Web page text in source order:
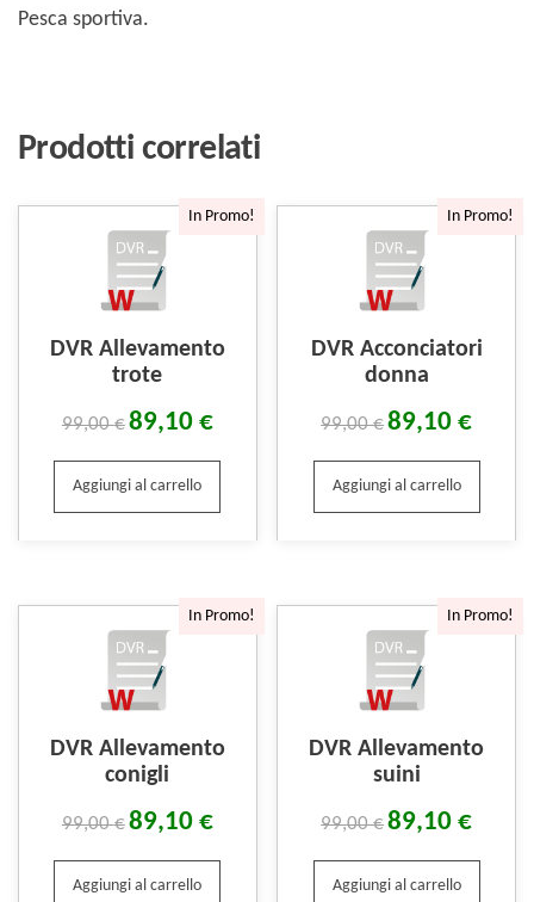
Pesca sportiva.
Prodotti correlati
In Promo!
DVR Allevamento
trote
99,00€89,10 €
Aggiungi al carrello
In Promo!
DVR Acconciatori
donna
99,00€89,10€
Aggiungi al carrello
In Promo!
DVR Allevamento
conigli
99,00€89,10 €
Aggiungi al carrello
In Promo!
DVR Allevamento
suini
99,00€89,10€
Aggiungi al carrello